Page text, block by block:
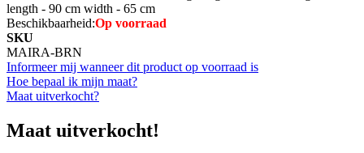
length - 90 cm width - 65 cm
Beschikbaarheid:Op voorraad
SKU
MAIRA-BRN
Informeer mij wanneer dit product op voorraad is
Hoe bepaal ik mijn maat?
Maat uitverkocht?
Maat uitverkocht!